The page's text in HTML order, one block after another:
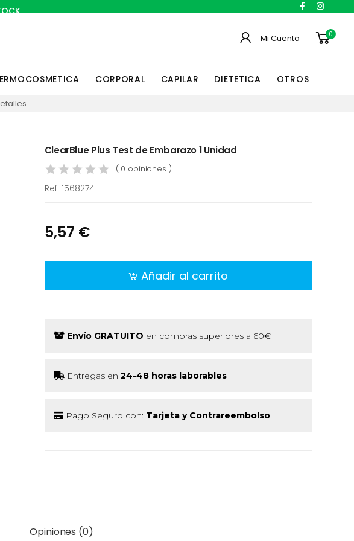
Mi Cuenta 0
CORPORAL CAPILAR DIETETICA OTROS
ClearBlue Plus Test de Embarazo 1 Unidad
( 0 opiniones )
Ref: 1568274
5,57 €
Añadir al carrito
Envío GRATUITO en compras superiores a 60€
Entregas en 24-48 horas laborables
Pago Seguro con: Tarjeta y Contrareembolso
Opiniones (0)